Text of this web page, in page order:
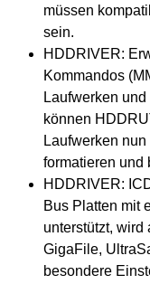
müssen
sein.
HDDRIVER:
Kommandos
Laufwerken
können
Laufwerken
formatieren und
HDDRIVER:
Bus Platten mit
unterstützt, wird
GigaFile,
besondere